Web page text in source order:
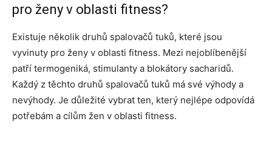
pro ženy v oblasti fitness?
Existuje několik druhů spalovačů tuků, které jsou
vyvinuty pro ženy v oblasti fitness. Mezi nejoblíbenější
patří termogeniká, stimulanty a blokátory sacharidů.
Každý z těchto druhů spalovačů tuků má své výhody a
nevýhody. Je důležité vybrat ten, který nejlépe odpovídá
potřebám a cílům žen v oblasti fitness.